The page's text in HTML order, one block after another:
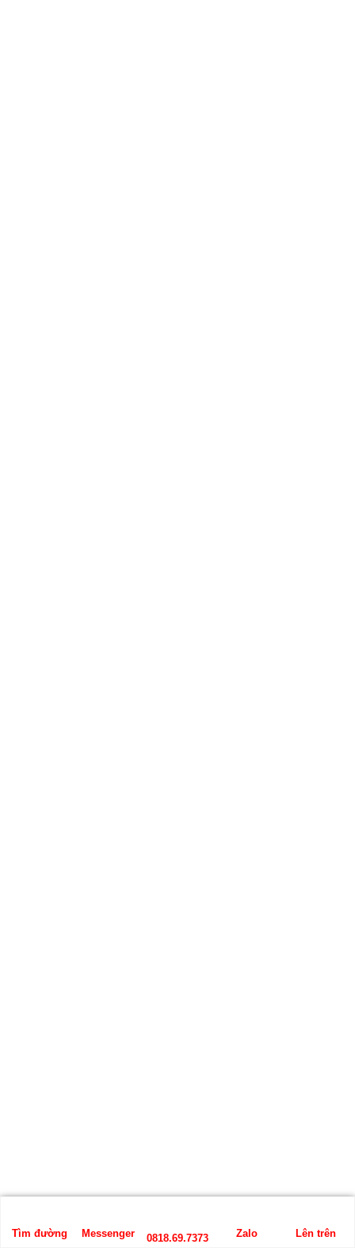
Tìm đường Messenger 0818.69.7373 Zalo Lên trên